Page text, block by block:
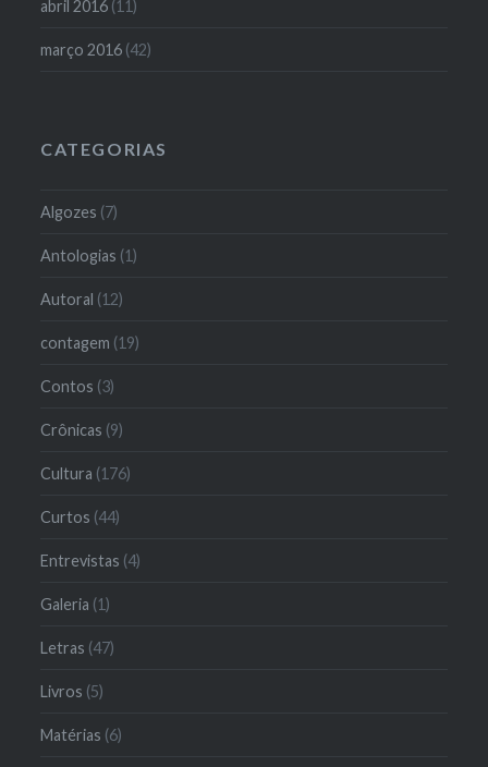
abril 2016 (11)
março 2016 (42)
CATEGORIAS
Algozes (7)
Antologias (1)
Autoral (12)
contagem (19)
Contos (3)
Crônicas (9)
Cultura (176)
Curtos (44)
Entrevistas (4)
Galeria (1)
Letras (47)
Livros (5)
Matérias (6)